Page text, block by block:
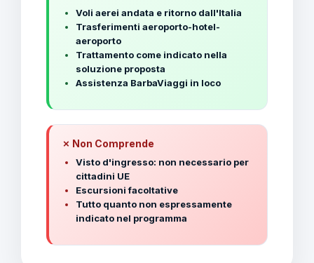
Voli aerei andata e ritorno dall'Italia
Trasferimenti aeroporto-hotel-
aeroporto
Trattamento come indicato nella
soluzione proposta
Assistenza BarbaViaggi in loco
✗ Non Comprende
Visto d'ingresso: non necessario per
cittadini UE
Escursioni facoltative
Tutto quanto non espressamente
indicato nel programma